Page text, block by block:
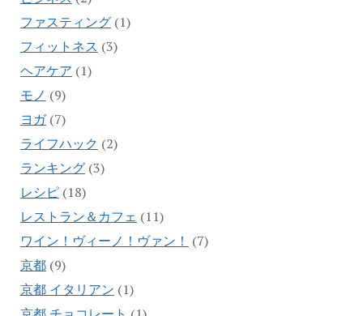
ファスティング(1)
フィットネス (3)
ヘアケア (1)
モノ (9)
ヨガ(7)
ライフハック (2)
ランキング(3)
レシピ(18)
レストラン＆カフェ (11)
ワイン！ヴィーノ！ヴァン！ (7)
京都(9)
京都 イタリアン (1)